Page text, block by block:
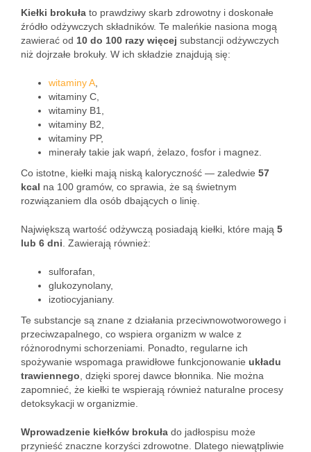
Kiełki brokuła to prawdziwy skarb zdrowotny i doskonałe
źródło odżywczych składników. Te maleńkie nasiona mogą
zawierać od 10 do 100 razy więcej substancji odżywczych
niż dojrzałe brokuły. W ich składzie znajdują się:
witaminy A
witaminy C,
witaminy B1,
witaminy B2,
witaminy PP,
minerały takie jak wapń, żelazo, fosfor i magnez.
Co istotne, kiełki mają niską kaloryczność — zaledwie 57
kcal na 100 gramów, co sprawia, że są świetnym
rozwiązaniem dla osób dbających o linię.
Największą wartość odżywczą posiadają kiełki, które mają 5
lub 6 dni . Zawierają również:
sulforafan,
glukozynolany,
izotiocyjaniany.
Te substancje są znane z działania przeciwnowotworowego i
przeciwzapalnego, co wspiera organizm w walce z
różnorodnymi schorzeniami. Ponadto, regularne ich
spożywanie wspomaga prawidłowe funkcjonowanie układu
trawiennego , dzięki sporej dawce błonnika. Nie można
zapomnieć, że kiełki te wspierają również naturalne procesy
detoksykacji w organizmie.
Wprowadzenie kiełków brokuła do jadłospisu może
przynieść znaczne korzyści zdrowotne. Dlatego niewątpliwie